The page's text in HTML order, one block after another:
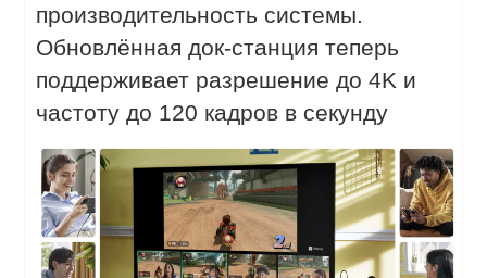
производительность системы.
Обновлённая док-станция теперь
поддерживает разрешение до 4K и
частоту до 120 кадров в секунду